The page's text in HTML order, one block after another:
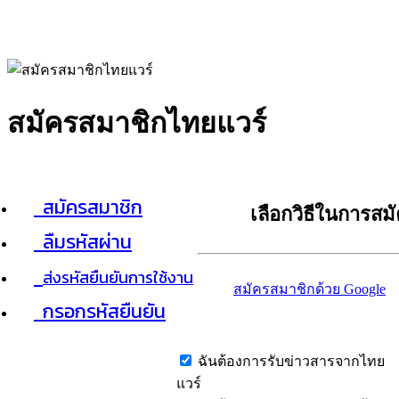
สมัครสมาชิกไทยแวร์
สมัครสมาชิก
ลืมรหัสผ่าน
ส่งรหัสยืนยันการใช้งาน
กรอกรหัสยืนยัน
เลือกวิธีในการส
สมัครสมาชิกด้วย Google
ฉันต้องการรับข่าวสารจากไทย
แวร์